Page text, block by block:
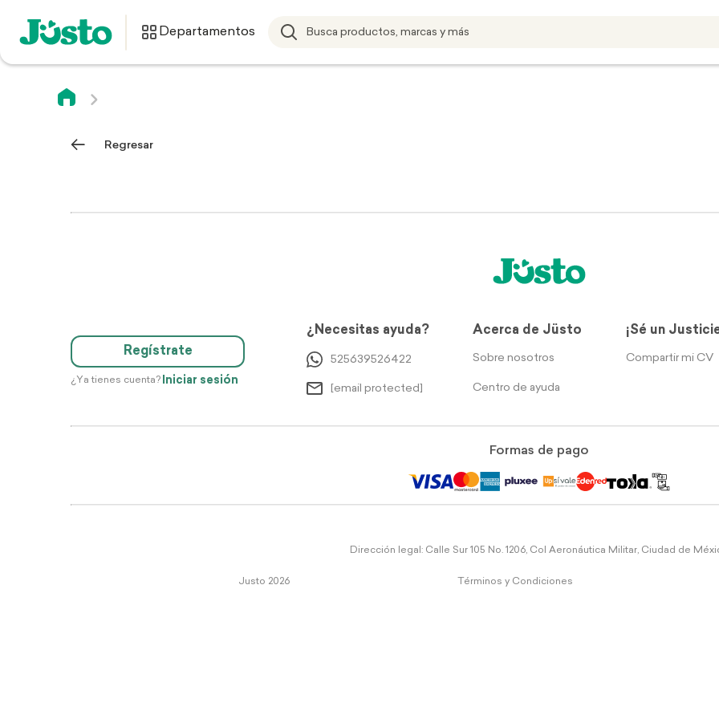
Departamentos
Regresar
Regístrate
¿Ya tienes cuenta? Iniciar sesión
¿Necesitas ayuda?
525639526422
[email protected]
Acerca de Jüsto
Sobre nosotros
Centro de ayuda
¡Sé un
Compartir mi CV
Formas de pago
Dirección legal: Calle Sur 105 No. 1206, Col Aeronáutica Militar, Ciudad de
Justo 2026 Términos y Condiciones